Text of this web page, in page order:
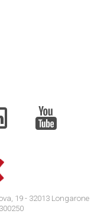
19 - 32013 Longarone